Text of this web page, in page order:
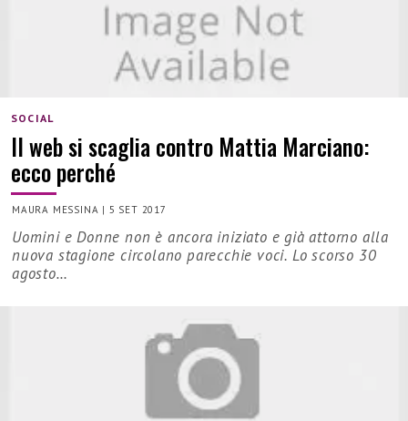
SOCIAL
Il web si scaglia contro Mattia Marciano:
ecco perché
MAURA MESSINA | 5 SET 2017
Uomini e Donne non è ancora iniziato e già attorno alla
nuova stagione circolano parecchie voci. Lo scorso 30
agosto…